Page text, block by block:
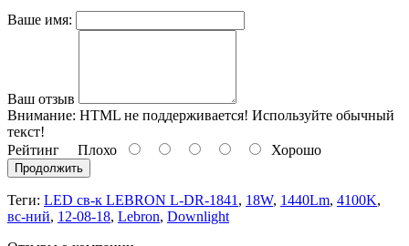
Ваше имя:
Ваш отзыв
Внимание: HTML не поддерживается! Используйте обычный
текст!
Рейтинг Плохо Хорошо
Продолжить
Теги: LED св-к LEBRON L-DR-1841 , 18W, 1440Lm, 4100K,
вс-ний, 12-08-18, Lebron, Downlight